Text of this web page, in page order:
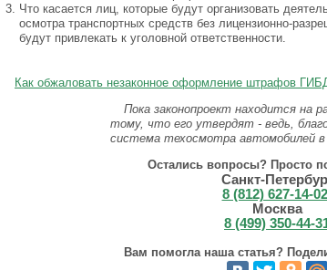
Что касается лиц, которые будут организовать
осмотра транспортных средств без лицензионно-
будут привлекать к уголовной ответственности.
Как обжаловать незаконное оформление штрафов
Пока законопроект находится на
тому, что его утвердят - ведь,
система техосмотра автомобилей в
Остались вопросы? Просто
Санкт-
8 (812) 627-14-02
Москва
8 (499) 350-44-
Вам помогла наша статья?